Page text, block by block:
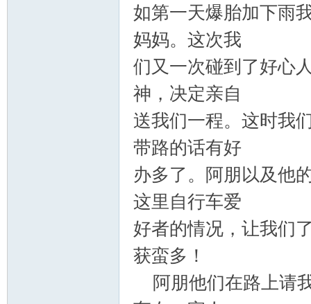
如第一天爆胎加下雨
妈妈。这次我
们又一次碰到了好心
神，决定亲自
送我们一程。这时我
带路的话有好
办多了。阿朋以及他
这里自行车爱
好者的情况，让我们
获蛮多！
阿朋他们在路上请